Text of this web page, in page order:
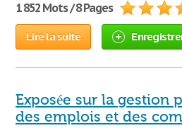
1 852 Mots / 8 Pages
Lire la suite
Exposée sur la gestion
des emplois et des